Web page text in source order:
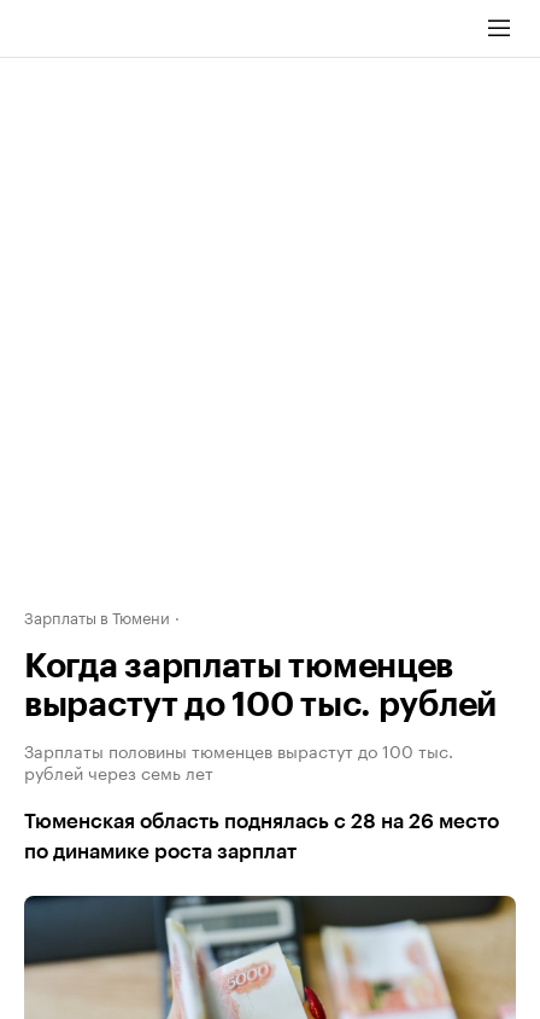
Зарплаты в Тюмени
Когда зарплаты тюменцев
вырастут до 100 тыс. рублей
Зарплаты половины тюменцев вырастут до 100 тыс.
рублей через семь лет
Тюменская область поднялась с 28 на 26 место
по динамике роста зарплат